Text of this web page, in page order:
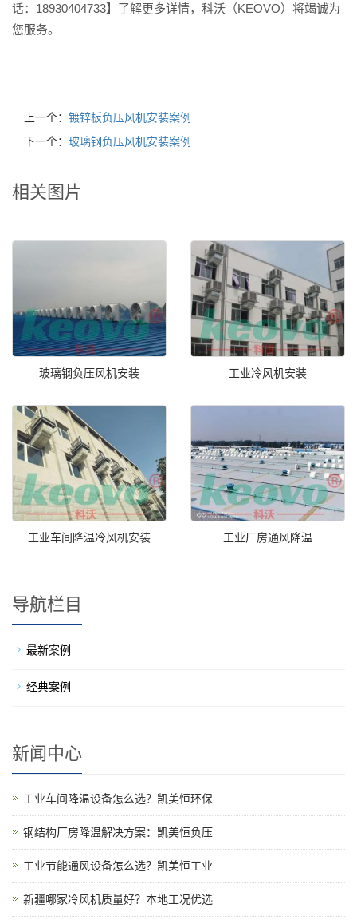
话：18930404733】了解更多详情，科沃（KEOVO）将竭诚为
您服务。
上一个： 镀锌板负压风机安装案例
下一个： 玻璃钢负压风机安装案例
相关图片
玻璃钢负压风机安装 工业冷风机安装
工业车间降温冷风机安装 工业厂房通风降温
导航栏目
最新案例
经典案例
新闻中心
工业车间降温设备怎么选？凯美恒环保
钢结构厂房降温解决方案：凯美恒负压
工业节能通风设备怎么选？凯美恒工业
新疆哪家冷风机质量好？本地工况优选